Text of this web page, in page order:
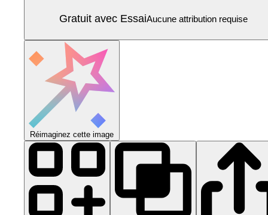
Gratuit avec EssaiAucune attribution requise
Réimaginez cette image